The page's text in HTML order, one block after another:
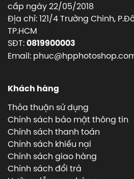
cấp ngày 22/05/2018
Địa chỉ: 121/4 Trường Chinh,
TP.HCM
SĐT:0819900003
Email:
Khách hàng
Thỏa thuận sử dụng
Chính sách bảo mật thông tin
Chính sách thanh toán
Chính sách khiếu nại
Chính sách giao hàng
Chính sách đổi trả